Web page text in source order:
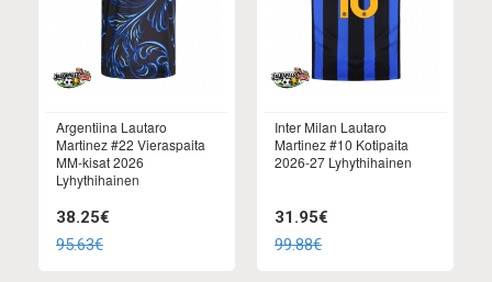
Argentiina Lautaro
Martinez #22 Vieraspaita
MM-kisat 2026
Lyhythihainen
38.25€
95.63€
Inter Milan Lautaro
Martinez #10 Kotipaita
2026-27 Lyhythihainen
31.95€
99.88€